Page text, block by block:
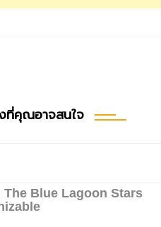
ที่คุณอาจสนใจ